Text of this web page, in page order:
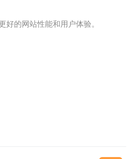
的网站性能和用户体验。